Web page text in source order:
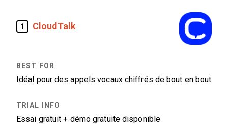
1 CloudTalk
Idéal pour des appels vocaux chiffrés de bout en bout
Essai gratuit + démo gratuite disponible